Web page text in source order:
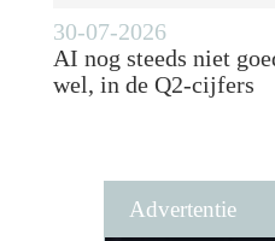
30-07-2026
AI nog steeds niet
wel, in de Q2-cijfers
Advertentie